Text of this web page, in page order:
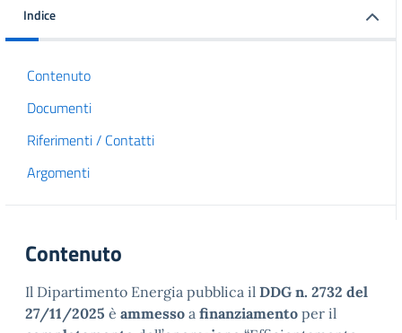
Indice
Contenuto
Documenti
Riferimenti / Contatti
Argomenti
Contenuto
Il Dipartimento Energia pubblica il DDG n. 2732 del
27/11/2025 è ammesso a finanziamento per il